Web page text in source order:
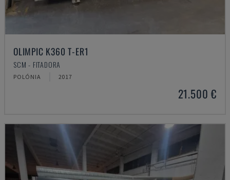
OLIMPIC K360 T-ER1
SCM - FITADORA
POLÓNIA 2017
21.500 €